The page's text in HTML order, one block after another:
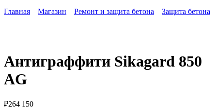
Главная
Магазин Ремонт и защита бетона Защита бетона
Антиграффити Sikagard 850
AG
₽264 150